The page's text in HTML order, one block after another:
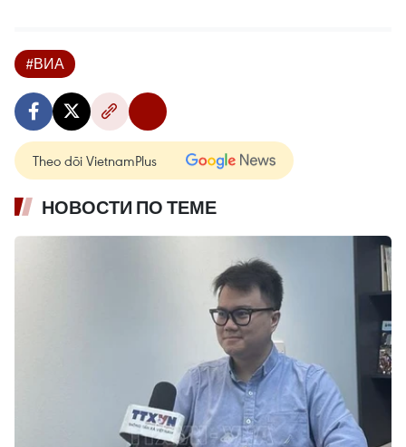
#ВИА
Theo dõi VietnamPlus
НОВОСТИ ПО ТЕМЕ